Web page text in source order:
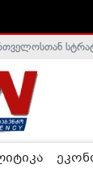
დე-ფაქტო